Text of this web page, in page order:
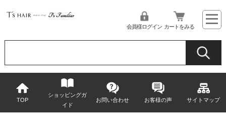
会員様ログイン カートをみる
TOP
ショッピングガ
イド
お問い合わせ お客様の声 サイトマップ